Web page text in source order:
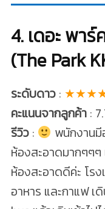
4. เดอะ พา
(The Park
ระดับดาว:
คะแนนจากลูกค้า:
รีวิว:
พนักงานมี
ห้องสะอาดมากๆๆๆ
ห้องสะอาดดีค่ะ โร
อาหาร และกาแฟ เ